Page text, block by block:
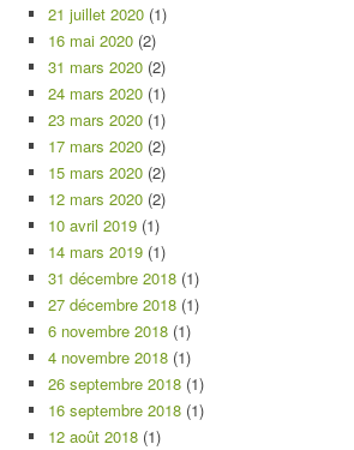
21 juillet 2020 (1)
16 mai 2020 (2)
31 mars 2020 (2)
24 mars 2020 (1)
23 mars 2020 (1)
17 mars 2020 (2)
15 mars 2020 (2)
12 mars 2020 (2)
10 avril 2019 (1)
14 mars 2019 (1)
31 décembre 2018 (1)
27 décembre 2018 (1)
6 novembre 2018 (1)
4 novembre 2018 (1)
26 septembre 2018 (1)
16 septembre 2018 (1)
12 août 2018 (1)